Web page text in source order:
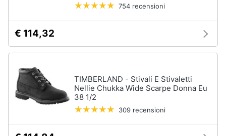
Orologi
tutti
754 recensioni
€ 114,32
TIMBERLAND - Stivali E Stivaletti
Nellie Chukka Wide Scarpe Donna Eu
38 1/2
309 recensioni